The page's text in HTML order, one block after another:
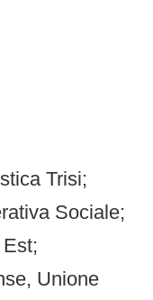
Trisi;
Sociale;
Unione